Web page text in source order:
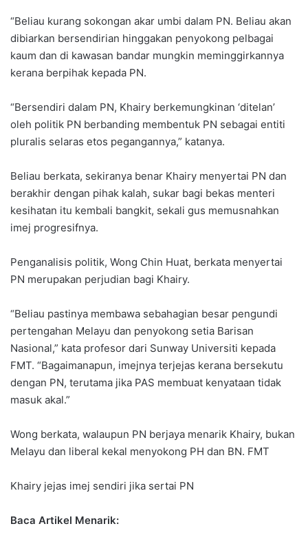
“Beliau kurang sokongan akar umbi dalam PN. Beliau akan
dibiarkan bersendirian hinggakan penyokong pelbagai
kaum dan di kawasan bandar mungkin meminggirkannya
kerana berpihak kepada PN.
“Bersendiri dalam PN, Khairy berkemungkinan ‘ditelan’
oleh politik PN berbanding membentuk PN sebagai entiti
pluralis selaras etos pegangannya,” katanya.
Beliau berkata, sekiranya benar Khairy menyertai PN dan
berakhir dengan pihak kalah, sukar bagi bekas menteri
kesihatan itu kembali bangkit, sekali gus memusnahkan
imej progresifnya.
Penganalisis politik, Wong Chin Huat, berkata menyertai
PN merupakan perjudian bagi Khairy.
“Beliau pastinya membawa sebahagian besar pengundi
pertengahan Melayu dan penyokong setia Barisan
Nasional,” kata profesor dari Sunway Universiti kepada
FMT. “Bagaimanapun, imejnya terjejas kerana bersekutu
dengan PN, terutama jika PAS membuat kenyataan tidak
masuk akal.”
Wong berkata, walaupun PN berjaya menarik Khairy, bukan
Melayu dan liberal kekal menyokong PH dan BN. FMT
Khairy jejas imej sendiri jika sertai PN
Baca Artikel Menarik: